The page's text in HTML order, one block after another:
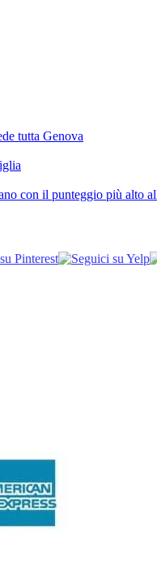
tutta Genova
con il punteggio più alto